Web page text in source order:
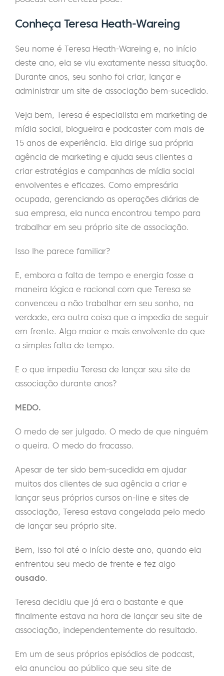
Conheça Teresa Heath-Wareing
Seu nome é Teresa Heath-Wareing e, no início
deste ano, ela se viu exatamente nessa situação.
Durante anos, seu sonho foi criar, lançar e
administrar um site de associação bem-sucedido.
Veja bem, Teresa é especialista em marketing de
mídia social, blogueira e podcaster com mais de
15 anos de experiência. Ela dirige sua própria
agência de marketing e ajuda seus clientes a
criar estratégias e campanhas de mídia social
envolventes e eficazes. Como empresária
ocupada, gerenciando as operações diárias de
sua empresa, ela nunca encontrou tempo para
trabalhar em seu próprio site de associação.
Isso lhe parece familiar?
E, embora a falta de tempo e energia fosse a
maneira lógica e racional com que Teresa se
convenceu a não trabalhar em seu sonho, na
verdade, era outra coisa que a impedia de seguir
em frente. Algo maior e mais envolvente do que
a simples falta de tempo.
E o que impediu Teresa de lançar seu site de
associação durante anos?
MEDO.
O medo de ser julgado. O medo de que ninguém
o queira. O medo do fracasso.
Apesar de ter sido bem-sucedida em ajudar
muitos dos clientes de sua agência a criar e
lançar seus próprios cursos on-line e sites de
associação, Teresa estava congelada pelo medo
de lançar seu próprio site.
Bem, isso foi até o início deste ano, quando ela
enfrentou seu medo de frente e fez algo
ousado.
Teresa decidiu que já era o bastante e que
finalmente estava na hora de lançar seu site de
associação, independentemente do resultado.
Em um de seus próprios episódios de podcast,
ela anunciou ao público que seu site de